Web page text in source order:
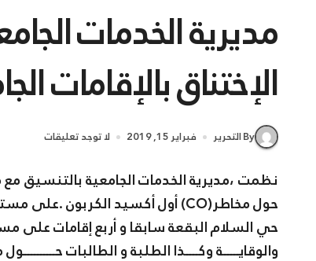
مديرية الخدمات
الإختناق بالإقامات
By التحرير فبراير 15, 2019 لا توجد تعليقات
نظمت ،مديرية الخدمات الجامعية بالتنسيق
حي السلام البقعة سابقا و أربع إقامات على